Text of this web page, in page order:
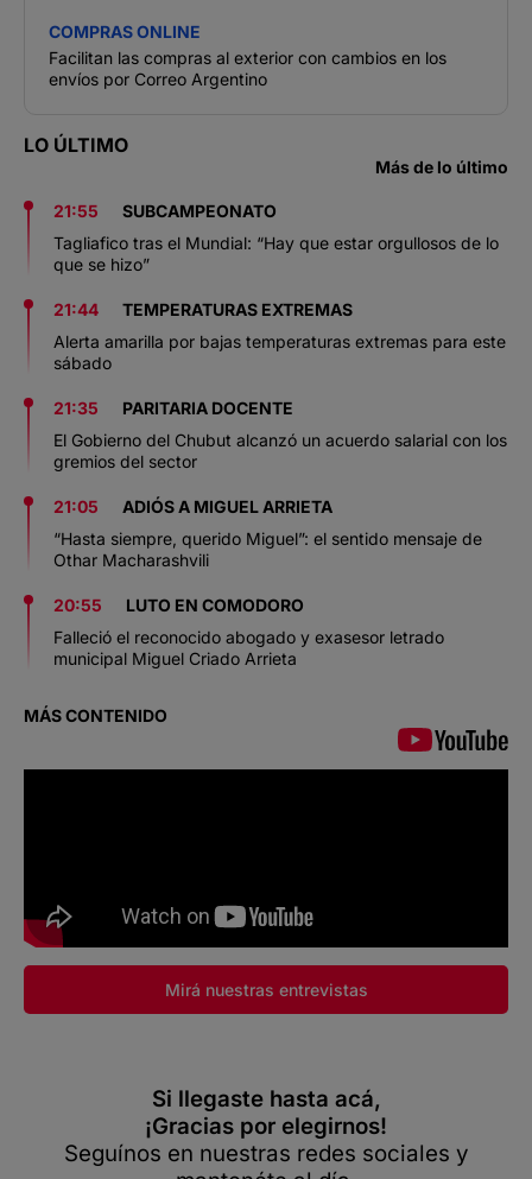
COMPRAS ONLINE
Facilitan las compras al exterior con cambios en los
envíos por Correo Argentino
LO ÚLTIMO
Más de lo último
21:55
SUBCAMPEONATO
Tagliafico tras el Mundial: “Hay que estar orgullosos de lo
que se hizo”
21:44
TEMPERATURAS EXTREMAS
Alerta amarilla por bajas temperaturas extremas para este
sábado
21:35
PARITARIA DOCENTE
El Gobierno del Chubut alcanzó un acuerdo salarial con los
gremios del sector
21:05
ADIÓS A MIGUEL ARRIETA
“Hasta siempre, querido Miguel”: el sentido mensaje de
Othar Macharashvili
20:55
LUTO EN COMODORO
Falleció el reconocido abogado y exasesor letrado
municipal Miguel Criado Arrieta
MÁS CONTENIDO
Mirá nuestras entrevistas
Si llegaste hasta acá,
¡Gracias por elegirnos!
Seguínos en nuestras redes sociales y